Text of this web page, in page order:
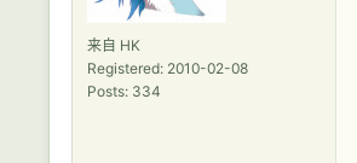
来自 HK
Registered: 2010-02-08
Posts: 334